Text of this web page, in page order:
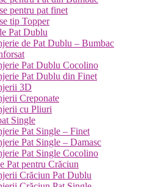
pentru pat finet
tip Topper
Pat Dublu
de Pat Dublu – Bumbac
Pat Dublu Cocolino
Pat Dublu din Finet
3D
Creponate
cu Pliuri
Single
Pat Single – Finet
Pat Single – Damasc
Pat Single Cocolino
Pat pentru Crăciun
Crăciun Pat Dublu